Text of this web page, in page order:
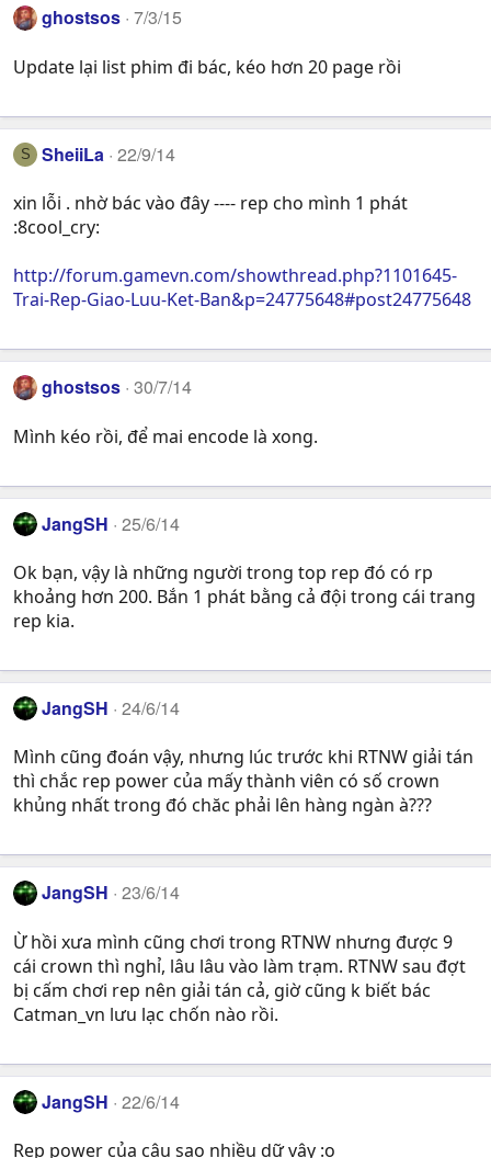
ghostsos 7/3/15
Update lại list phim đi bác, kéo hơn 20 page rồi
S SheiiLa 22/9/14
xin lỗi . nhờ bác vào đây ---- rep cho mình 1 phát
:8cool_cry:
http://forum.gamevn.com/showthread.php?1101645-
Trai-Rep-Giao-Luu-Ket-Ban&p=24775648#post24775648
ghostsos 30/7/14
Mình kéo rồi, để mai encode là xong.
JangSH 25/6/14
Ok bạn, vậy là những người trong top rep đó có rp
khoảng hơn 200. Bắn 1 phát bằng cả đội trong cái trang
rep kia.
JangSH 24/6/14
Mình cũng đoán vậy, nhưng lúc trước khi RTNW giải tán
thì chắc rep power của mấy thành viên có số crown
khủng nhất trong đó chăc phải lên hàng ngàn à???
JangSH 23/6/14
Ừ hồi xưa mình cũng chơi trong RTNW nhưng được 9
cái crown thì nghỉ, lâu lâu vào làm trạm. RTNW sau đợt
bị cấm chơi rep nên giải tán cả, giờ cũng k biết bác
Catman_vn lưu lạc chốn nào rồi.
JangSH 22/6/14
Rep power của cậu sao nhiều dữ vậy :o